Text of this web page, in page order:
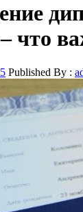
что
Published By :